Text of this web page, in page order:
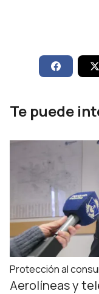
Te puede
Protección al
Aerolíneas y